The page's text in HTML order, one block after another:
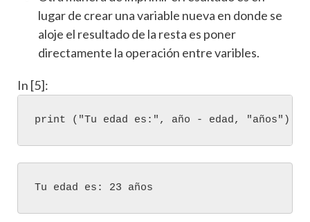
lugar de crear una variable nueva en donde se
aloje el resultado de la resta es poner
directamente la operación entre varibles.
In [5]:
print ( "Tu edad es:" , año - edad, "años" )